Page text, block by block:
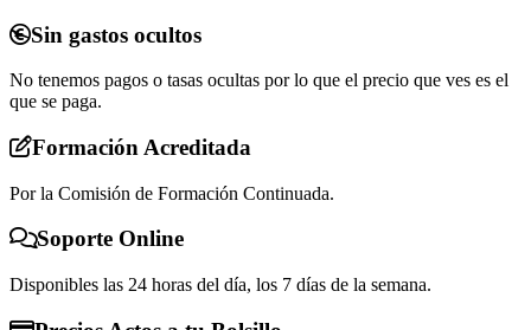
Sin gastos ocultos
No tenemos pagos o tasas ocultas por lo que el precio que ves es el
que se paga.
Formación Acreditada
Por la Comisión de Formación Continuada.
Soporte Online
Disponibles las 24 horas del día, los 7 días de la semana.